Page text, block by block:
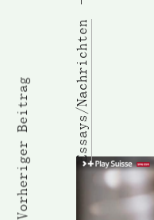
Essays/Nachrichten
Vorheriger Beitrag